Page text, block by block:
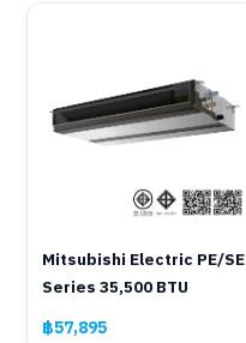
Mitsubishi Electric PE/SE
Series 35,500 BTU
฿57,895